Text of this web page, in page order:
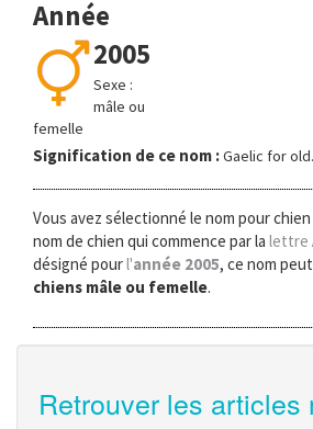
Année
2005
Sexe :
mâle ou
femelle
Signification de ce nom :Gaelic for old.
Vous avez sélectionné le nom pour chien
nom de chien qui commence par la lettre
désigné pourl'année 2005, ce nom
chiens mâle ou femelle.
Retrouver les articles